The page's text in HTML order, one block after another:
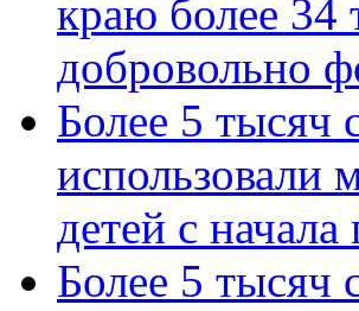
краю более 34
добровольно
Более 5 тысяч
использовали
детей с
Более 5 тысяч